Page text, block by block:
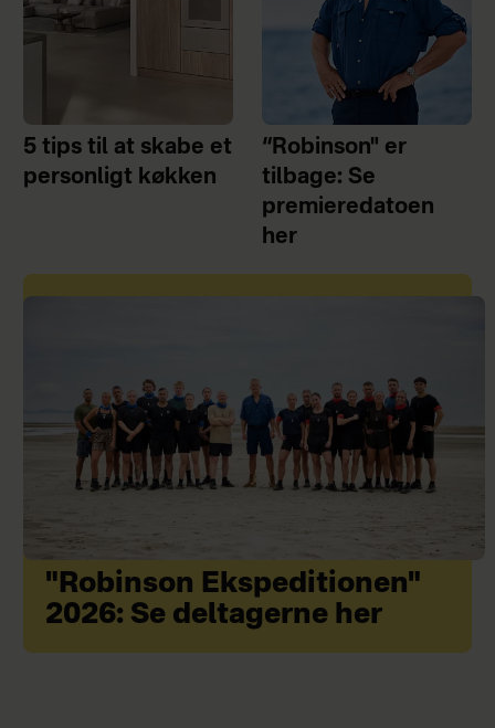
5 tips til at skabe et
personligt køkken
“Robinson" er
tilbage: Se
premieredatoen
her
"Robinson Ekspeditionen"
2026: Se deltagerne her